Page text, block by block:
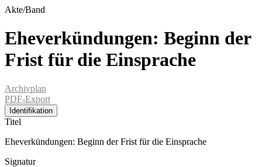
Akte/Band
Eheverkündungen: Beginn der
Frist für die Einsprache
Archivplan
PDF-Export
Identifikation
Titel
Eheverkündungen: Beginn der Frist für die Einsprache
Signatur